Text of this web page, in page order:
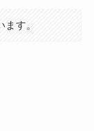
す。